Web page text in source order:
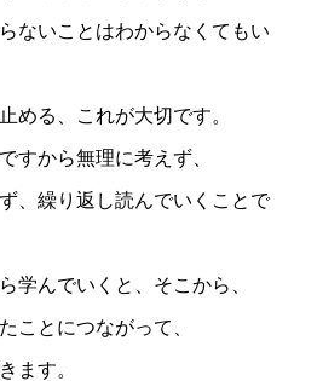
ないことはわからなくてもい
める、これが大切です。
すから無理に考えず、
、繰り返し読んでいくことで
学んでいくと、そこから、
ことにつながって、
ます。